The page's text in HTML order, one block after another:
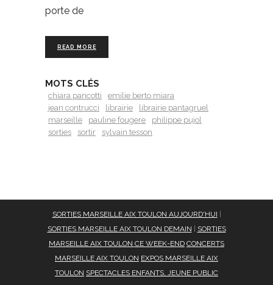
porte de
READ MORE
MOTS CLÉS
chiara pancotti
emilie berto miara
jean contrucci
librairie
librairie pantagruel
marseille
pauline fougere
philippe pujol
sorties
sortir sylvain tesson
SORTIES MARSEILLE AIX TOULON AUJOURD'HUI
SORTIES MARSEILLE AIX TOULON DEMAIN
SORTIES
MARSEILLE AIX TOULON CE WEEK-END CONCERTS
MARSEILLE AIX TOULON EXPOS MARSEILLE AIX
TOULON SPECTACLES ENFANTS, JEUNE PUBLIC